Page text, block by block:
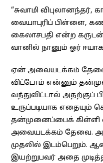
“சுவாமி விபுலானந்தர்,
வையாபுரிப் பிள்ளை,
கைலாசபதி என்ற
வானில் நானும் ஓர்
ஏன் அவையடக்கம் தேவை?
விட்டோம் என்னும்
வந்துவிட்டால் அதற்குப்
உருப்படியாக எதையும்
தன்முனைப்பைக் கிள்ளி
அவையடக்கம் தேவை.
முதலில் இடம்பெறும்.
இயற்றுபவர் அதை